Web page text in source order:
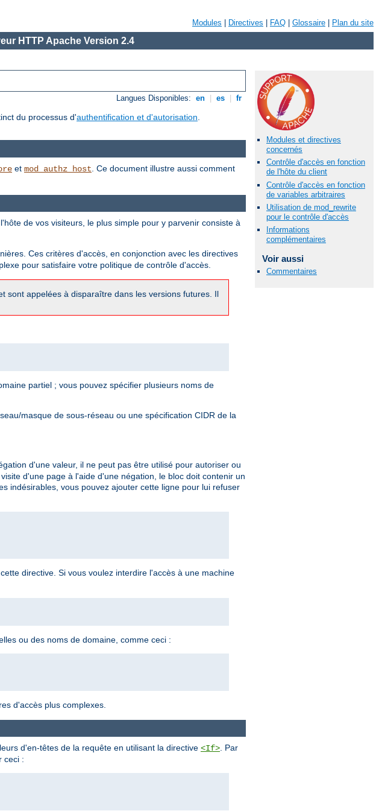
Modules Directives FAQ Glossaire Plan du site
HTTP Apache Version 2.4
Langues Disponibles: en es fr
du processus d'authentification et d'autorisation.
Modules et directives
concernés
Contrôle d'accès en fonction
de l'hôte du client
Contrôle d'accès en fonction
de variables arbitraires
Utilisation de mod_rewrite
pour le contrôle d'accès
Informations
complémentaires
Voir aussi
Commentaires
et mod_authz_host . Ce document illustre aussi comment
de vos visiteurs, le plus simple pour y parvenir consiste à
Ces critères d'accès, en conjonction avec les directives
pour satisfaire votre politique de contrôle d'accès.
sont appelées à disparaître dans les versions futures. Il
partiel ; vous pouvez spécifier plusieurs noms de
masque de sous-réseau ou une spécification CIDR de la
d'une valeur, il ne peut pas être utilisé pour autoriser ou
visite d'une page à l'aide d'une négation, le bloc doit contenir un
indésirables, vous pouvez ajouter cette ligne pour lui refuser
directive. Si vous voulez interdire l'accès à une machine
ou des noms de domaine, comme ceci :
d'accès plus complexes.
d'en-têtes de la requête en utilisant la directive <If>. Par
ceci :